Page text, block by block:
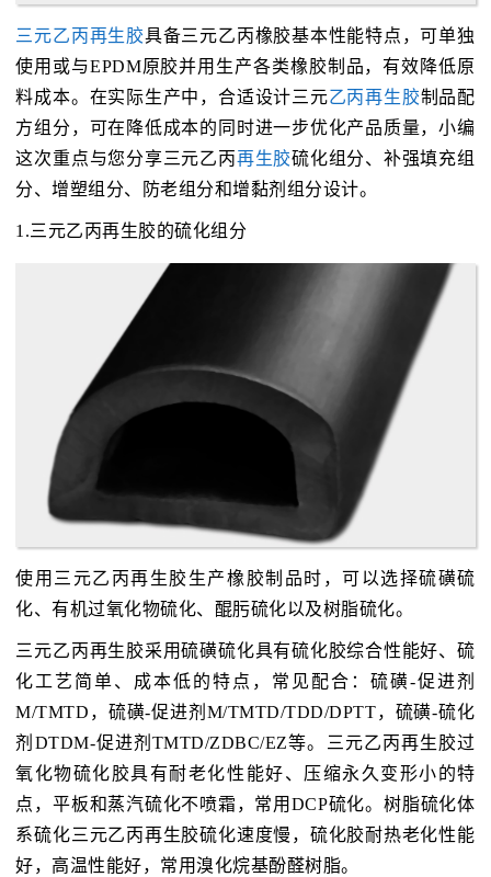
三元乙丙再生胶具备三元乙丙橡胶基本性能特点，可单独
使用或与EPDM原胶并用生产各类橡胶制品，有效降低原
料成本。在实际生产中，合适设计三元乙丙再生胶制品配
方组分，可在降低成本的同时进一步优化产品质量，小编
这次重点与您分享三元乙丙再生胶硫化组分、补强填充组
分、增塑组分、防老组分和增黏剂组分设计。
1.三元乙丙再生胶的硫化组分
使用三元乙丙再生胶生产橡胶制品时，可以选择硫磺硫
化、有机过氧化物硫化、醌肟硫化以及树脂硫化。
三元乙丙再生胶采用硫磺硫化具有硫化胶综合性能好、硫
化工艺简单、成本低的特点，常见配合：硫磺-促进剂
M/TMTD，硫磺-促进剂M/TMTD/TDD/DPTT，硫磺-硫化
剂DTDM-促进剂TMTD/ZDBC/EZ等。三元乙丙再生胶过
氧化物硫化胶具有耐老化性能好、压缩永久变形小的特
点，平板和蒸汽硫化不喷霜，常用DCP硫化。树脂硫化体
系硫化三元乙丙再生胶硫化速度慢，硫化胶耐热老化性能
好，高温性能好，常用溴化烷基酚醛树脂。